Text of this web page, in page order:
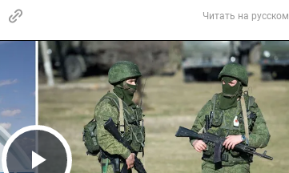
Читать на русском